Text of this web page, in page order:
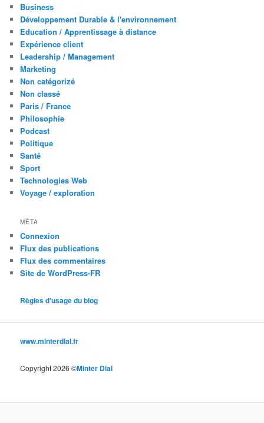
Business
Développement Durable & l'environnement
Education / Apprentissage à distance
Expérience client
Leadership / Management
Marketing
Non catégorizé
Non classé
Paris / France
Philosophie
Podcast
Politique
Santé
Sport
Technologies Web
Voyage / exploration
MÉTA
Connexion
Flux des publications
Flux des commentaires
Site de WordPress-FR
Règles d'usage du blog
www.minterdial.fr
Copyright 2026 ©Minter Dial